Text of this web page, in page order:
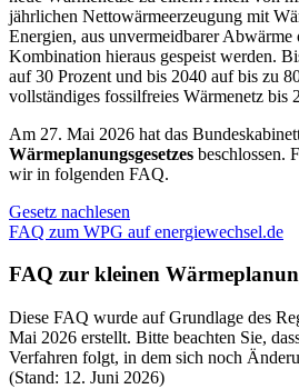
jährlichen Nettowärmeerzeugung mit
Energien, aus unvermeidbarer Abwärme
Kombination hieraus gespeist werden.
auf 30 Prozent und bis 2040 auf bis zu
vollständiges fossilfreies Wärmenetz bis
Am 27. Mai 2026 hat das
Wärmeplanungsgesetzes beschlossen.
wir in folgenden FAQ.
Gesetz nachlesen
FAQ zum WPG auf energiewechsel.de
FAQ zur kleinen
Diese FAQ wurde auf Grundlage des
Mai 2026 erstellt. Bitte beachten Sie,
Verfahren folgt, in dem sich noch
(Stand: 12. Juni 2026)